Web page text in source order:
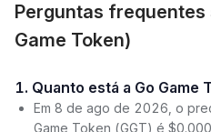
Perguntas frequentes
Game Token)
1. Quanto está a Go Game
Em 8 de ago de 2026, o
Game Token (GGT) é